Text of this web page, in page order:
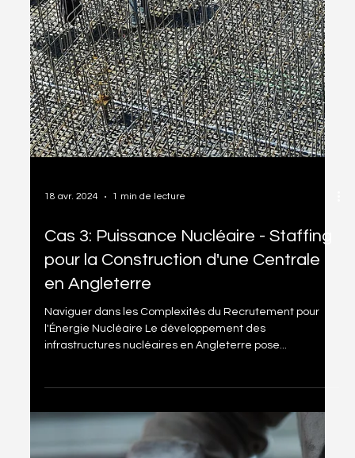
18 avr. 2024 1 min de lecture
Cas 3: Puissance Nucléaire - Staffing
pour la Construction d'une Centrale
en Angleterre